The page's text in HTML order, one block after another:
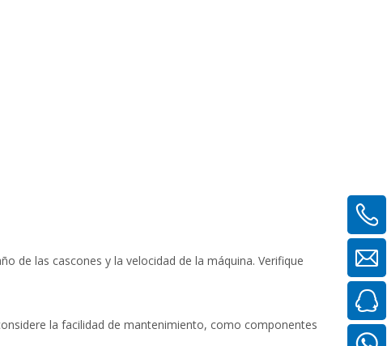
de las cascones y la velocidad de la máquina. Verifique
la facilidad de mantenimiento, como componentes